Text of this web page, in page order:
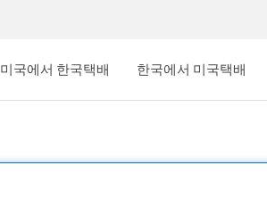
미국에서 한국택배 한국에서 미국택배